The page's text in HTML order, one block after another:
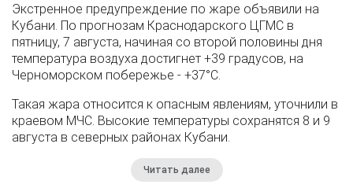
Экстренное предупреждение по жаре объявили на
Кубани. По прогнозам Краснодарского ЦГМС в
пятницу, 7 августа, начиная со второй половины дня
температура воздуха достигнет +39 градусов, на
Черноморском побережье - +37°­С.
Такая жара относится к опасным явлениям, уточнили в
краевом МЧС. Высокие температуры сохранятся 8 и 9
августа в северных районах Кубани.
Читать далее